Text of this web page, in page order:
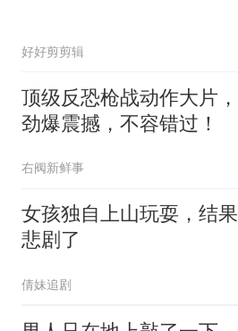
好好剪剪辑
顶级反恐枪战动作大片，
劲爆震撼，不容错过！
右阀新鲜事
女孩独自上山玩耍，结果
悲剧了
倩妹追剧